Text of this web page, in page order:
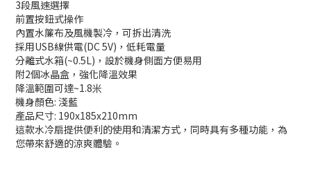
3段風速選擇
前置按鈕式操作
內置水簾布及風機製冷，可拆出清洗
採用USB線供電(DC 5V)，低耗電量
分離式水箱(~0.5L)，設於機身側面方便易用
附2個冰晶盒，強化降溫效果
降溫範圍可達~1.8米
機身顏色: 淺藍
產品尺寸: 190x185x210mm
這款水冷扇提供便利的使用和清潔方式，同時具有多種功能，為
您帶來舒適的涼爽體驗。